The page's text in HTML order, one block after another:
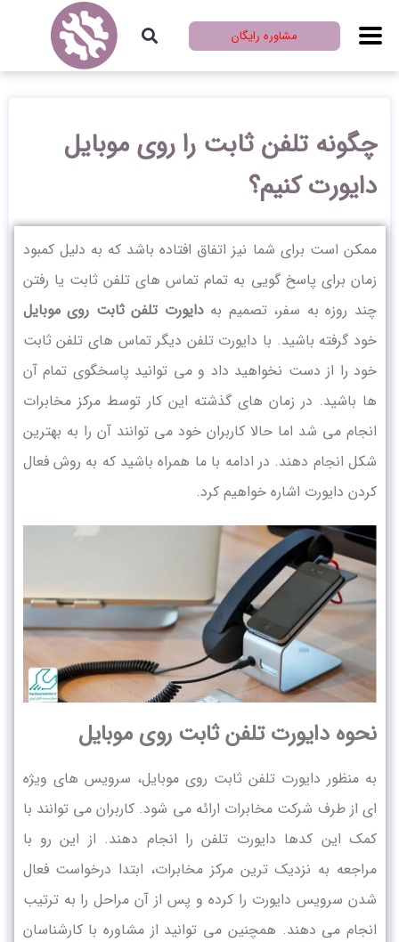
مشاوره رایگان
چگونه تلفن ثابت را روی موبایل
دایورت کنیم؟
ممکن است برای شما نیز اتفاق افتاده باشد که به دلیل کمبود
زمان برای پاسخ گویی به تمام تماس های تلفن ثابت یا رفتن
چند روزه به سفر، تصمیم بهدایورت تلفن ثابت روی موبایل
خود گرفته باشید. با دایورت تلفن دیگر تماس های تلفن ثابت
خود را از دست نخواهید داد و می توانید پاسخگوی تمام آن
ها باشید. در زمان های گذشته این کار توسط مرکز مخابرات
انجام می شد اما حالا کاربران خود می توانند آن را به بهترین
شکل انجام دهند. در ادامه با ما همراه باشید که به روش فعال
کردن دایورت اشاره خواهیم کرد.
نحوه دایورت تلفن ثابت روی موبایل
به منظور دایورت تلفن ثابت روی موبایل، سرویس های ویژه
ای از طرف شرکت مخابرات ارائه می شود. کاربران می توانند با
کمک این کدها دایورت تلفن را انجام دهند. از این رو با
مراجعه به نزدیک ترین مرکز مخابرات، ابتدا درخواست فعال
شدن سرویس دایورت را کرده و پس از آن مراحل را به ترتیب
انجام می دهند. همچنین می توانید از مشاوره با کارشناسان